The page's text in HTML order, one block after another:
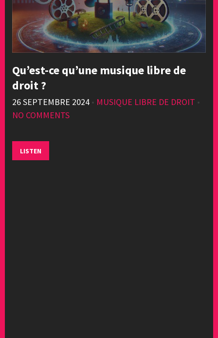
Qu’est-ce qu’une musique libre de
droit ?
26 SEPTEMBRE 2024 • MUSIQUE LIBRE DE DROIT •
NO COMMENTS
LISTEN